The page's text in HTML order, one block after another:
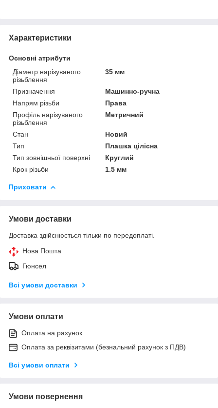
Характеристики
Основні атрибути
Діаметр нарізуваного
різьблення
35 мм
Призначення
Машинно-ручна
Напрям різьби
Права
Профіль нарізуваного
різьблення
Метричний
Стан
Новий
Тип
Плашка цілісна
Тип зовнішньої поверхні
Круглий
Крок різьби
1.5 мм
Приховати
Умови доставки
Доставка здійснюється тільки по передоплаті.
Нова Пошта
Гюнсел
Всі умови доставки
Умови оплати
Оплата на рахунок
Оплата за реквізитами (безнальний рахунок з ПДВ)
Всі умови оплати
Умови повернення